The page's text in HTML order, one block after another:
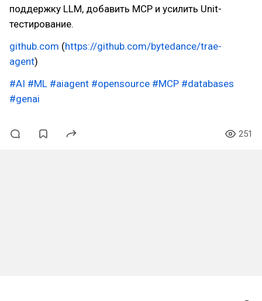
поддержку LLM, добавить MCP и усилить Unit-
тестирование.
github.com (https://github.com/bytedance/trae-
agent)
#AI #ML #aiagent #opensource #MCP #databases
#genai
251